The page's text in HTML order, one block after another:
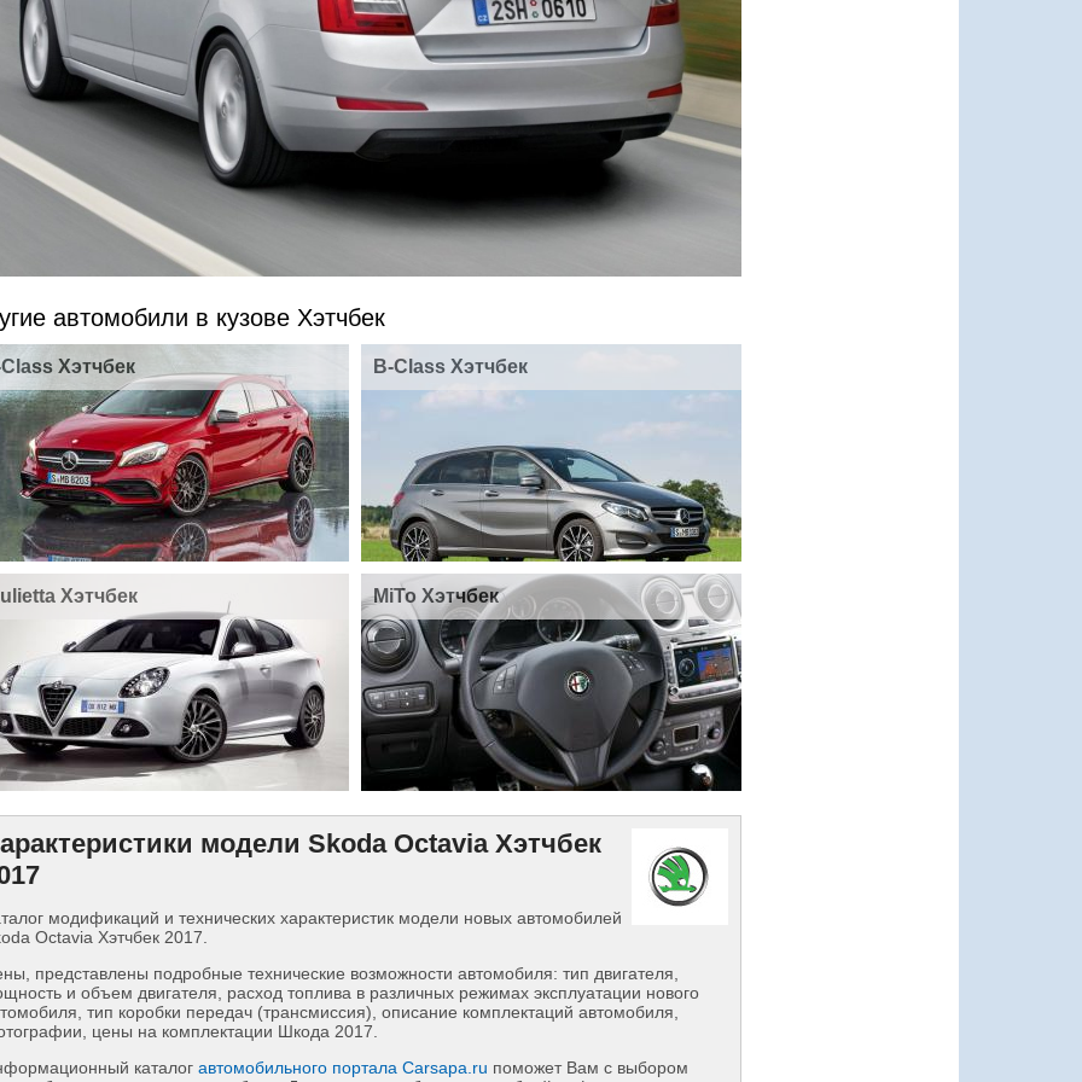
автомобили в кузове Хэтчбек
Хэтчбек B-Class Хэтчбек
Хэтчбек MiTo Хэтчбек
модели Skoda Octavia Хэтчбек
модификаций и технических характеристик модели новых автомобилей
Octavia Хэтчбек 2017.
представлены подробные технические возможности автомобиля: тип двигателя,
и объем двигателя, расход топлива в различных режимах эксплуатации нового
тип коробки передач (трансмиссия), описание комплектаций автомобиля,
цены на комплектации Шкода 2017.
каталог автомобильного портала Carsapa.ru поможет Вам с выбором